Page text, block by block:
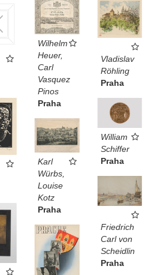
Wilhelm
Heuer,
Carl
Vasquez
Pinos
Praha
Vladislav
Röhling
Praha
William
Schiffer
Praha
Karl
Würbs,
Louise
Kotz
Praha
Friedrich
Carl von
Scheidlin
Praha